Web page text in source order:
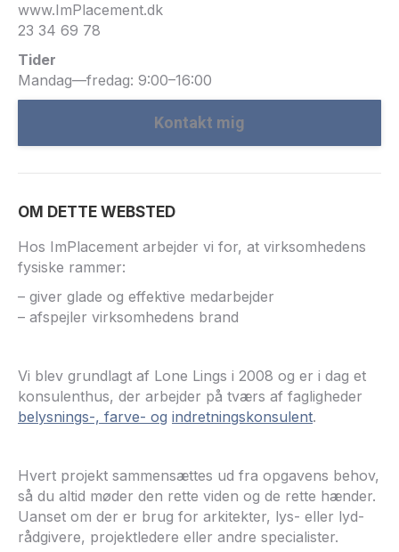
www.ImPlacement.dk
23 34 69 78
Tider
Mandag—fredag: 9:00–16:00
Kontakt mig
OM DETTE WEBSTED
Hos ImPlacement arbejder vi for, at virksomhedens
fysiske rammer:
– giver glade og effektive medarbejder
– afspejler virksomhedens brand
Vi blev grundlagt af Lone Lings i 2008 og er i dag et
konsulenthus, der arbejder på tværs af fagligheder
belysnings-, farve- og indretningskonsulent.
Hvert projekt sammensættes ud fra opgavens behov,
så du altid møder den rette viden og de rette hænder.
Uanset om der er brug for arkitekter, lys- eller lyd-
rådgivere, projektledere eller andre specialister.